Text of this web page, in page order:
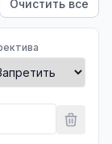
Очистить все